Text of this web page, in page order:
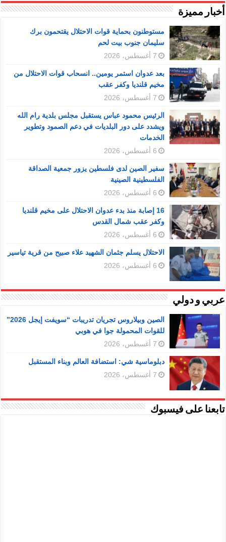
أخبار مميزة
مستوطنون بحماية قوات الاحتلال يقتحمون برك
سليمان جنوب بيت لحم
7 أغسطس، 2026
بعد عدوان استمر يومين.. انسحاب قوات الاحتلال من
مخيم قلنديا وكفر عقب
7 أغسطس، 2026
الرئيس محمود عباس يستقبل مجلس بلدية رام الله
ويشدد على دور البلديات في دعم الصمود وتطوير
الخدمات
6 أغسطس، 2026
سفير الصين لدى فلسطين يزور جمعية الصداقة
الفلسطينية الصينية
6 أغسطس، 2026
16 إصابة منذ بدء عدوان الاحتلال على مخيم قلنديا
وكفر عقب شمال القدس
6 أغسطس، 2026
الاحتلال يسلم جثمان الشهيد علاء صبيح من قرية تياسير
6 أغسطس، 2026
عربي و دولي
الصين وبيلاروس تجريان تدريبات “سويفت إيجل 2026”
للقوات المحمولة جوا في هوبي
7 أغسطس، 2026
دبلوماسية شي: استضافة العالم وبناء المستقبل
7 أغسطس، 2026
تابعنا على فيسبوك